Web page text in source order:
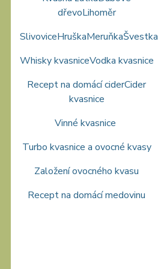
dřevoLihoměr
SlivoviceHruškaMeruňkaŠvestka
Whisky kvasniceVodka kvasnice
Recept na domácí ciderCider
kvasnice
Vinné kvasnice
Turbo kvasnice a ovocné kvasy
Založení ovocného kvasu
Recept na domácí medovinu